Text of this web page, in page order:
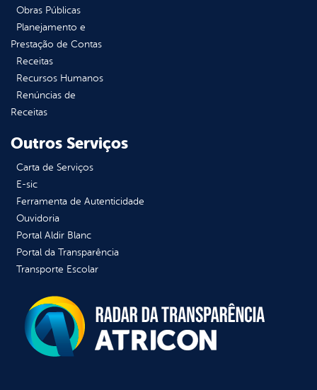
Obras Públicas
Planejamento e
Prestação de Contas
Receitas
Recursos Humanos
Renúncias de
Receitas
Outros Serviços
Carta de Serviços
E-sic
Ferramenta de Autenticidade
Ouvidoria
Portal Aldir Blanc
Portal da Transparência
Transporte Escolar